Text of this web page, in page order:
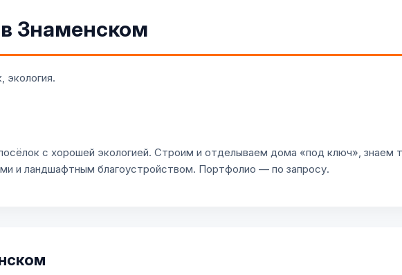
Знаменском
экология.
с хорошей экологией. Строим и отделываем дома «под ключ», знаем
и ландшафтным благоустройством. Портфолио — по запросу.